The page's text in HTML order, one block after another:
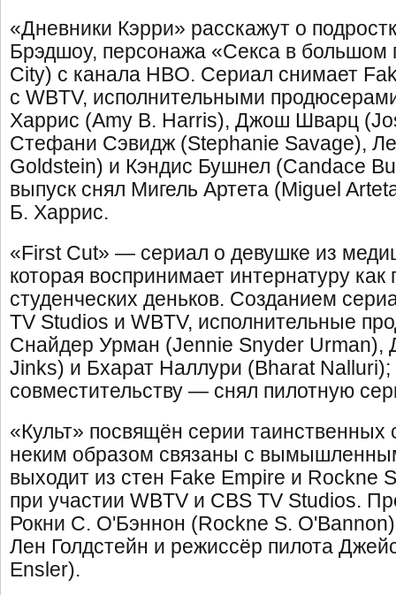
«Дневники Кэрри» расскажут о
Брэдшоу, персонажа «Секса в большом
City) с канала HBO. Сериал снимает
с WBTV, исполнительными
Харрис (Amy B. Harris), Джош Шварц
Стефани Сэвидж (Stephanie Savage),
Goldstein) и Кэндис Бушнел (Candace
выпуск снял Мигель Артета (Miguel
Б. Харрис.
«First Cut» — сериал о девушке из
которая воспринимает интернатуру
студенческих деньков. Созданием
TV Studios и WBTV, исполнительные
Снайдер Урман (Jennie Snyder Urman),
Jinks) и Бхарат Наллури (Bharat
совместительству — снял пилотную
«Культ» посвящён серии таинственных
неким образом связаны с
выходит из стен Fake Empire и Rockne
при участии WBTV и CBS TV Studios.
Рокни С. О'Бэннон (Rockne S.
Лен Голдстейн и режиссёр пилота
Ensler).